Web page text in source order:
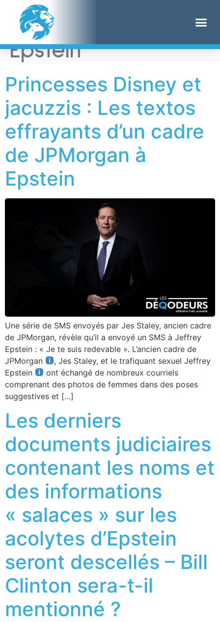
Étiquette :
Epstein
Princesses Disney et
jacuzzis : Les textos
effrayants d’un cadre
de JPMorgan à
Epstein
Une série de SMS envoyés par Jes Staley, ancien cadre
de JPMorgan, révèle qu’il a envoyé un SMS à Jeffrey
Epstein : « Je te suis redevable ». L’ancien cadre de
JPMorgan
, Jes Staley, et le trafiquant sexuel Jeffrey
Epstein
ont échangé de nombreux courriels
comprenant des photos de femmes dans des poses
suggestives et […]
Les derniers
documents judiciaires
contenant les noms et
des informations
« salaces » sur les
acolytes d’Epstein
seront descellés – Bill
Clinton sera-t-il
mentionné ?